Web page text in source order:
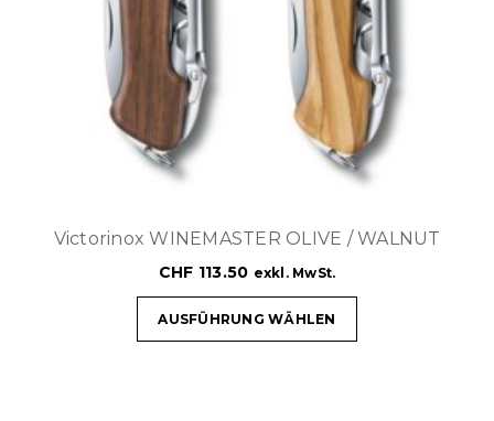
Victorinox WINEMASTER OLIVE / WALNUT
CHF 113.50 exkl. MwSt.
AUSFÜHRUNG WÄHLEN